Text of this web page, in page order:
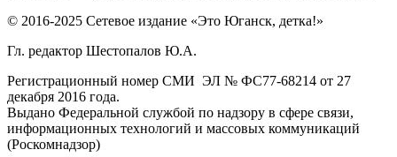
© 2016-2025 Сетевое издание «Это Юганск, детка!»
Гл. редактор Шестопалов Ю.А.
Регистрационный номер СМИ ЭЛ № ФС77-68214 от 27
декабря 2016 года.
Выдано Федеральной службой по надзору в сфере связи,
информационных технологий и массовых коммуникаций
(Роскомнадзор)